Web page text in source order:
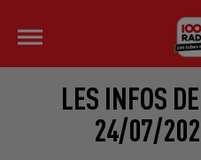
LES INFOS
24/07/